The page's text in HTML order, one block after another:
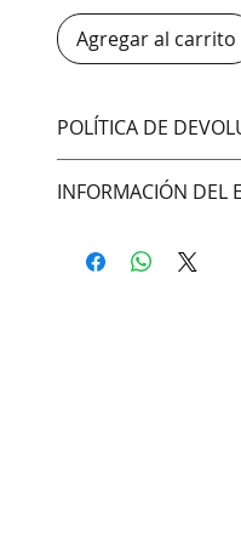
Agregar al carrito
POLÍTICA DE
No aceptamos
INFORMACIÓN DEL
DAC (Agencia central)